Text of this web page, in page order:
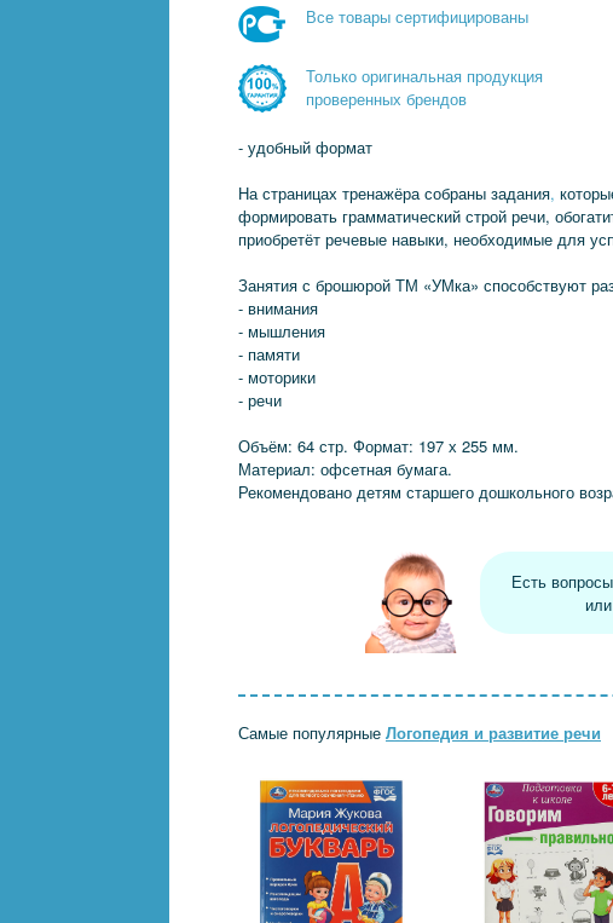
Все товары сертифицированы
Только оригинальная продукция
проверенных брендов
- удобный формат
На страницах тренажёра собраны задания,
формировать грамматический строй речи,
приобретёт речевые навыки, необходимые для
Занятия с брошюрой ТМ «УМка» способствуют
- внимания
- мышления
- памяти
- моторики
- речи
Объём: 64 стр. Формат: 197 х 255 мм.
Материал: офсетная бумага.
Рекомендовано детям старшего дошкольного
Есть
или
Самые популярные Логопедия и развитие речи